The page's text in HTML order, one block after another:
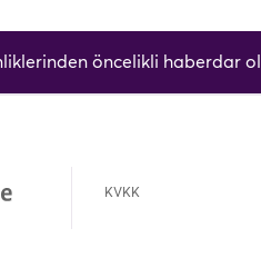
öncelikli haberdar
KVKK